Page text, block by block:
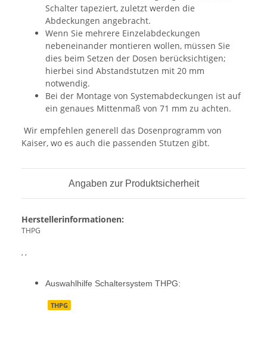
Schalter tapeziert, zuletzt werden die
Abdeckungen angebracht.
Wenn Sie mehrere Einzelabdeckungen
nebeneinander montieren wollen, müssen Sie
dies beim Setzen der Dosen berücksichtigen;
hierbei sind Abstandstutzen mit 20 mm
notwendig.
Bei der Montage von Systemabdeckungen ist auf
ein genaues Mittenmaß von 71 mm zu achten.
Wir empfehlen generell das Dosenprogramm von
Kaiser, wo es auch die passenden Stutzen gibt.
Angaben zur Produktsicherheit
Herstellerinformationen:
THPG
, ,
Auswahlhilfe Schaltersystem THPG:
THPG